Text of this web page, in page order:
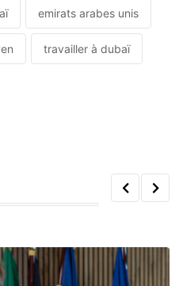
emirats arabes unis
travailler à dubaï